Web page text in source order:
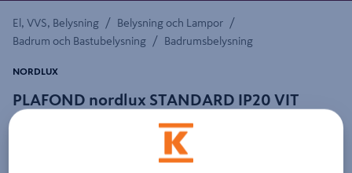
El, VVS, Belysning / Belysning och Lampor /
Badrum och Bastubelysning / Badrumsbelysning
PLAFOND nordlux STANDARD IP20 VIT
NORDLUX
Detaljerad beskrivning finns i produktbeskrivningsområdet